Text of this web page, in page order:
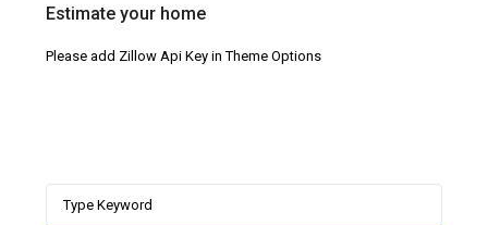
Estimate your home
Please add Zillow Api Key in Theme Options